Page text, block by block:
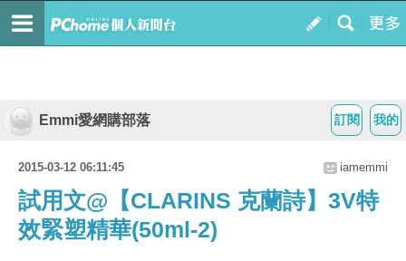
我的
訂閱
Emmi愛網購部落
2015-03-12 06:11:45 iamemmi
試用文@【CLARINS 克蘭詩】3V特
效緊塑精華(50ml-2)